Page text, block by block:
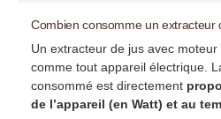
Combien consomme un extracteur
Un extracteur de jus avec
comme tout appareil électrique.
consommé est directement
de l’appareil (en Watt) et au